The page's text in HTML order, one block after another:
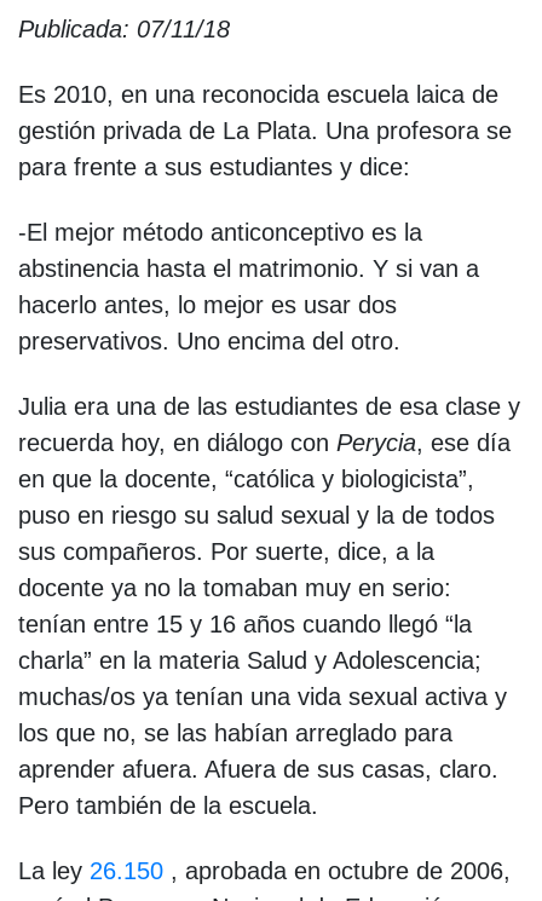
Publicada: 07/11/18
Es 2010, en una reconocida escuela laica de
gestión privada de La Plata. Una profesora se
para frente a sus estudiantes y dice:
-El mejor método anticonceptivo es la
abstinencia hasta el matrimonio. Y si van a
hacerlo antes, lo mejor es usar dos
preservativos. Uno encima del otro.
Julia era una de las estudiantes de esa clase y
recuerda hoy, en diálogo con Perycia, ese día
en que la docente, “católica y biologicista”,
puso en riesgo su salud sexual y la de todos
sus compañeros. Por suerte, dice, a la
docente ya no la tomaban muy en serio:
tenían entre 15 y 16 años cuando llegó “la
charla” en la materia Salud y Adolescencia;
muchas/os ya tenían una vida sexual activa y
los que no, se las habían arreglado para
aprender afuera. Afuera de sus casas, claro.
Pero también de la escuela.
La ley 26.150 , aprobada en octubre de 2006,